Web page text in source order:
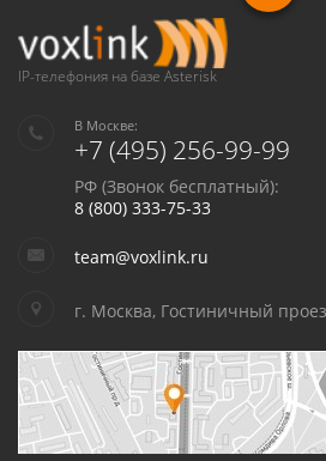
IP-телефония на базе Asterisk
В Москве:
+7 (495) 256-99-99
РФ (Звонок бесплатный):
8 (800) 333-75-33
team@voxlink.ru
г. Москва, Гостиничный